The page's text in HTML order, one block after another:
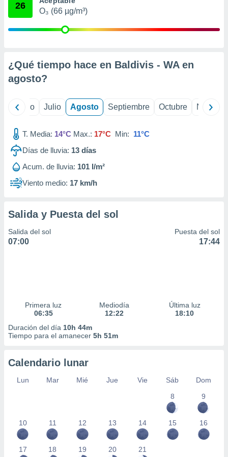
publicidad
1199
26
O₃ (66 µg/m³)
¿Qué tiempo hace en Baldivis - WA en
agosto?
Junio Julio Agosto Septiembre Octubre
T. Media: 14°C Max.: 17°C Min: 11°C
Días de lluvia: 13 días
Acum. de lluvia: 101 l/m²
Viento medio: 17 km/h
Salida y Puesta del sol
Salida del sol
07:00
Puesta del sol
17:44
Primera luz
06:35
Mediodía
12:22
Última luz
18:10
Duración del día 10h 44m
Tiempo para el amanecer 5h 51m
Calendario lunar
Lun Mar Mié Jue Vie Sáb
Dom
8
9
10 11 12 13 14 15 16
17 18 19 20 21